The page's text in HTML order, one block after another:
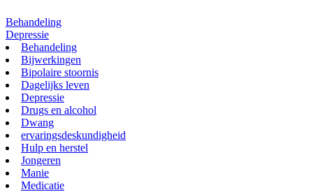
Behandeling
Depressie
Behandeling
Bijwerkingen
Bipolaire stoornis
Dagelijks leven
Depressie
Drugs en alcohol
Dwang
ervaringsdeskundigheid
Hulp en herstel
Jongeren
Manie
Medicatie